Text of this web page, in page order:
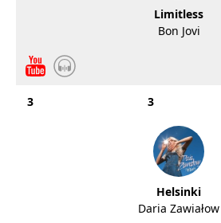
Limitless
Bon Jovi
3 3
Helsinki
Daria Zawiałow